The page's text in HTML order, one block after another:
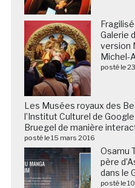
Galerie
version
Michel-
posté le
Les Musées royaux des
l’Institut Culturel de
Bruegel de manière
posté le 15 mars 2016
Osamu
père
dans le
posté le